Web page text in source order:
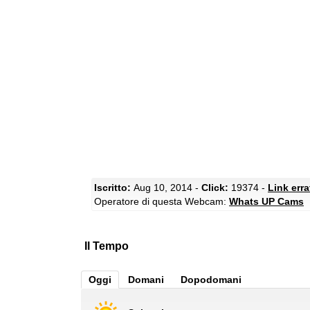
Iscritto: Aug 10, 2014 - Click: 19374 - Link
Operatore di questa Webcam: Whats UP Cams
Il Tempo
Oggi Domani Dopodomani